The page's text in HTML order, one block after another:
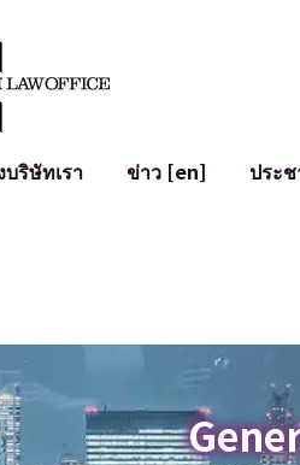
ริษัทเรา
ข่าว [en] ประ
นข้อมูลส่วนบุคคล
สอบโฆษณา
อาช